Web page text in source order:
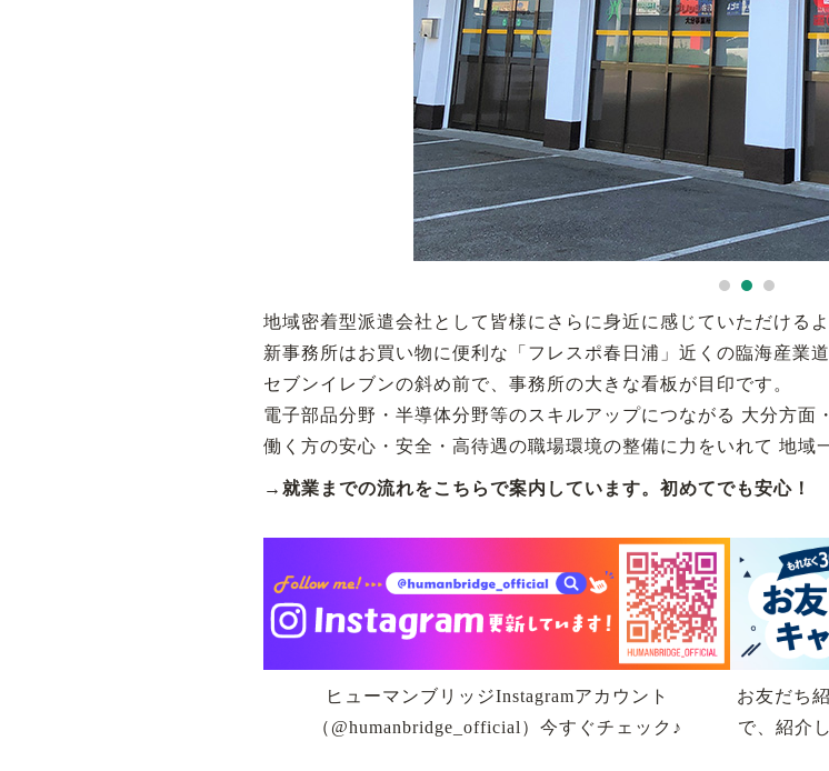
地域密着型派遣会社として皆様にさらに身近に感じていただける
新事務所はお買い物に便利な「フレスポ春日浦」近くの臨海産業
セブンイレブンの斜め前で、事務所の大きな看板が目印です。
電子部品分野・半導体分野等のスキルアップにつながる 大分方面
働く方の安心・安全・高待遇の職場環境の整備に力をいれて 地域
→就業までの流れをこちらで案内しています。初めてでも安心！
ヒューマンブリッジInstagramアカウント
（@humanbridge_official）今すぐチェック♪
お友だち
で、紹介